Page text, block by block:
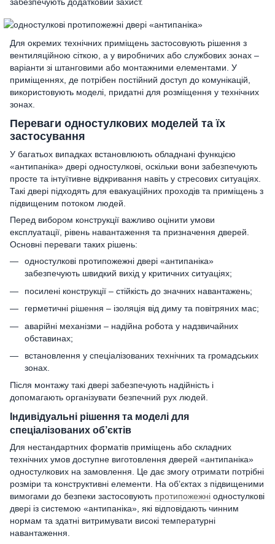
Для окремих технічних приміщень застосовують рішення з
вентиляційною сіткою, а у виробничих або службових зонах –
варіанти зі штанговими або монтажними елементами. У
приміщеннях, де потрібен постійний доступ до комунікацій,
використовують моделі, придатні для розміщення у технічних
зонах.
Переваги одностулкових моделей та їх
застосування
У багатьох випадках встановлюють обладнані функцією
«антипаніка» двері одностулкові, оскільки вони забезпечують
просте та інтуїтивне відкривання навіть у стресових ситуаціях.
Такі двері підходять для евакуаційних проходів та приміщень з
підвищеним потоком людей.
Перед вибором конструкції важливо оцінити умови
експлуатації, рівень навантаження та призначення дверей.
Основні переваги таких рішень:
одностулкові протипожежні двері «антипаніка»
забезпечують швидкий вихід у критичних ситуаціях;
посилені конструкції – стійкість до значних навантажень;
герметичні рішення – ізоляція від диму та повітряних мас;
аварійні механізми – надійна робота у надзвичайних
обставинах;
встановлення у спеціалізованих технічних та громадських
зонах.
Після монтажу такі двері забезпечують надійність і
допомагають організувати безпечний рух людей.
Індивідуальні рішення та моделі для
спеціалізованих об’єктів
Для нестандартних форматів приміщень або складних
технічних умов доступне виготовлення дверей «антипаніка»
одностулкових на замовлення. Це дає змогу отримати потрібні
розміри та конструктивні елементи. На об’єктах з підвищеними
вимогами до безпеки застосовують протипожежні одностулкові
двері із системою «антипаніка», які відповідають чинним
нормам та здатні витримувати високі температурні
навантаження.